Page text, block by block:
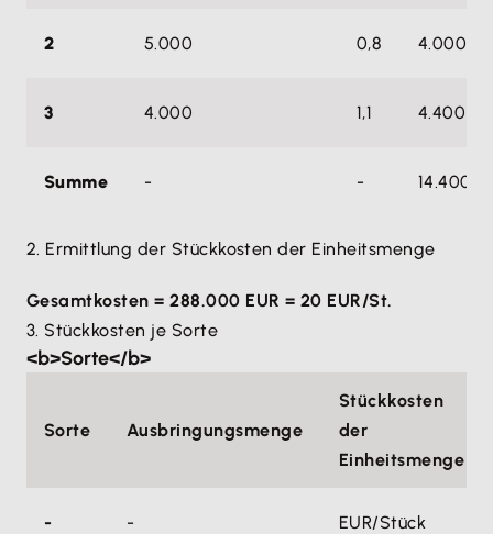
2 5.000 0,8 4.000
3 4.000 1,1 4.400
Summe - - 14.400
2. Ermittlung der Stückkosten der Einheitsmenge
Gesamtkosten = 288.000 EUR = 20 EUR/St.
3. Stückkosten je Sorte
<b>Sorte</b>
Sorte Ausbringungsmenge
Stückkosten
der
Einheitsmenge
- - EUR/Stück